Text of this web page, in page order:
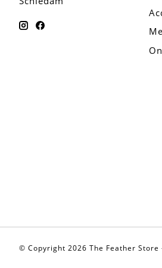
© Copyright 2026 The Feather Store